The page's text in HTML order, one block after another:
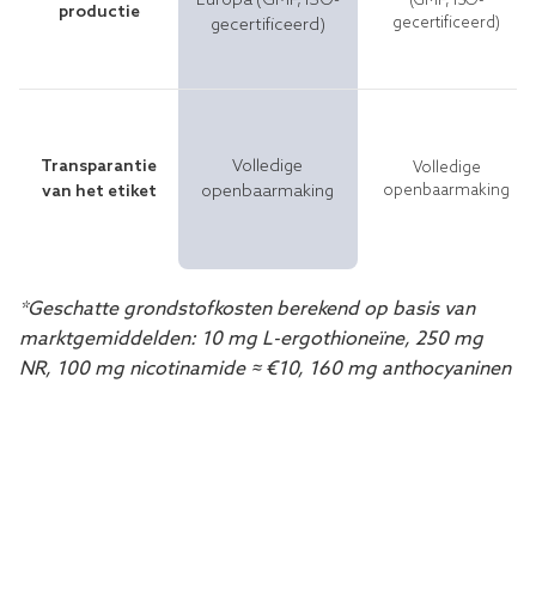
productie
Transparantie
van het etiket
gecertificeerd)
Volledige
openbaarmaking
gecertificeerd)
Volledige
openbaarmaking
*Geschatte grondstofkosten berekend op basis van
marktgemiddelden: 10 mg L-ergothioneïne, 250 mg
NR, 100 mg nicotinamide ≈ €10, 160 mg anthocyaninen